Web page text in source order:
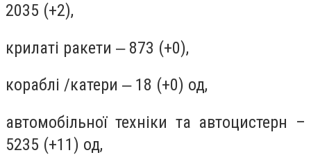
2035 (+2),
крилаті ракети ‒ 873 (+0),
кораблі /катери ‒ 18 (+0) од,
автомобільної техніки та автоцистерн –
5235 (+11) од,